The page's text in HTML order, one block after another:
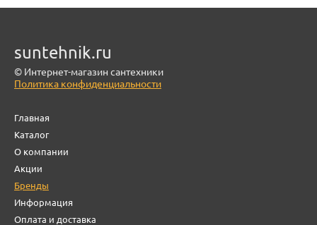
suntehnik.ru
© Интернет-магазин сантехники
Политика конфиденциальности
Главная
Каталог
О компании
Акции
Бренды
Информация
Оплата и доставка